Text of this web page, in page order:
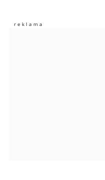
Imię (Wymagane)